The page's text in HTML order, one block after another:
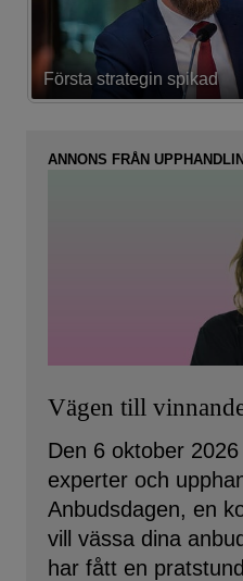
Första strategin spikad
ANNONS FRÅN
Vägen till
Den 6 oktober
experter och
Anbudsdagen, en
vill vässa dina
har fått en